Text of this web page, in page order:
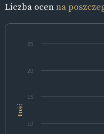
Liczba ocenna
Ilość
10
15
20
25